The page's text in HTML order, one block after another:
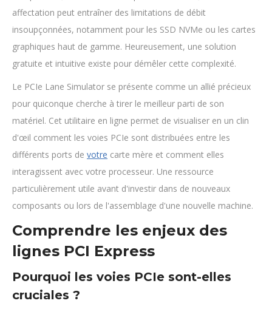
affectation peut entraîner des limitations de débit
insoupçonnées, notamment pour les SSD NVMe ou les cartes
graphiques haut de gamme. Heureusement, une solution
gratuite et intuitive existe pour démêler cette complexité.
Le PCIe Lane Simulator se présente comme un allié précieux
pour quiconque cherche à tirer le meilleur parti de son
matériel. Cet utilitaire en ligne permet de visualiser en un clin
d'œil comment les voies PCIe sont distribuées entre les
différents ports de votre carte mère et comment elles
interagissent avec votre processeur. Une ressource
particulièrement utile avant d'investir dans de nouveaux
composants ou lors de l'assemblage d'une nouvelle machine.
Comprendre les enjeux des
lignes PCI Express
Pourquoi les voies PCIe sont-elles
cruciales ?